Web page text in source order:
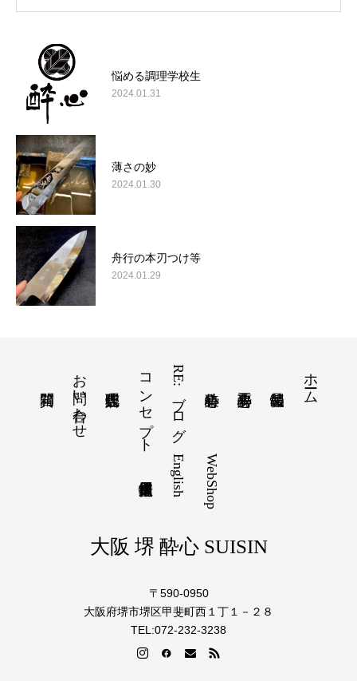
悩める調理学校生
2024.01.31
薄さの妙
2024.01.30
舟行の本刃つけ等
2024.01.29
ホーム
RE:ブログ
コンセプト
お問い合わせ
WebShop
English
大阪 堺 酔心 SUISIN
〒590-0950
大阪府堺市堺区甲斐町西１丁１－２８
TEL:072-232-3238